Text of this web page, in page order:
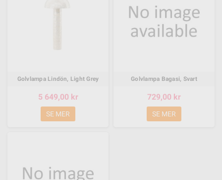
Golvlampa Lindön, Light Grey
5 649,00 kr
SE MER
Golvlampa Bagasi, Svart
729,00 kr
SE MER